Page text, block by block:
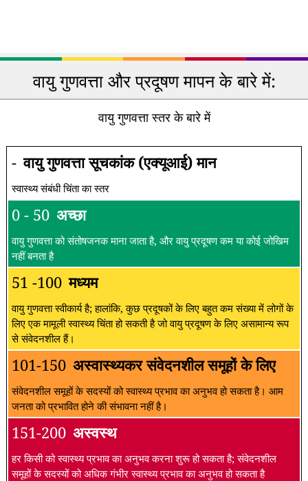
वायु गुणवत्ता और प्रदूषण मापन के बारे में:
वायु गुणवत्ता स्तर के बारे में
- वायु गुणवत्ता सूचकांक (एक्यूआई) मान
स्वास्थ्य संबंधी चिंता का स्तर
0 - 50 अच्छा
वायु गुणवत्ता को संतोषजनक माना जाता है, और वायु प्रदूषण कम या कोई जोखिम
नहीं बनता है
51 -100 मध्यम
वायु गुणवत्ता स्वीकार्य है; हालांकि, कुछ प्रदूषकों के लिए बहुत कम संख्या में लोगों के
लिए एक मामूली स्वास्थ्य चिंता हो सकती है जो वायु प्रदूषण के लिए असामान्य रूप
से संवेदनशील हैं।
101-150 अस्वास्थ्यकर संवेदनशील समूहों के लिए
संवेदनशील समूहों के सदस्यों को स्वास्थ्य प्रभाव का अनुभव हो सकता है। आम
जनता को प्रभावित होने की संभावना नहीं है।
151-200 अस्वस्थ
हर किसी को स्वास्थ्य प्रभाव का अनुभव करना शुरू हो सकता है; संवेदनशील
समूहों के सदस्यों को अधिक गंभीर स्वास्थ्य प्रभाव का अनुभव हो सकता है